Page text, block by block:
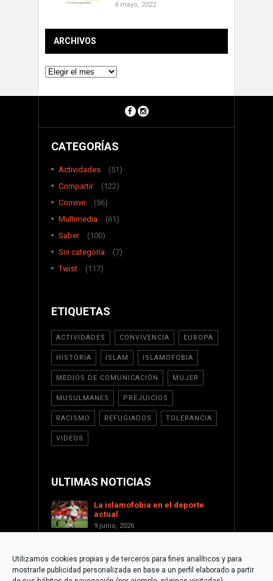
Utilizamos cookies propias y de terceros para fines analíticos y para
mostrarle publicidad personalizada en base a un perfil elaborado a partir
4 mayo, 2022
ARCHIVOS
Archivos
CATEGORÍAS
Actividades
(51)
Compartir
(122)
Convivir
(56)
Multimedia
(61)
Saber
(100)
Sin categoría
(7)
Twist
(117)
ETIQUETAS
ACTIVIDADES CONVIVENCIA EUROPA
HISTORIA ISLAM ISLAMOFOBIA
MEDIOS DE COMUNICACIÓN MUJER
MUSULMANES PREJUICIOS
RACISMO REFUGIADOS TOLERANCIA
VIDEOS
ULTIMAS NOTICIAS
La islamofobia en el deporte
actual
9 junio, 2026
17 enero, 2026
Apoyar a Palestina desde la